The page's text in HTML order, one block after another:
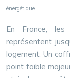
énergétique
En France,
représentent
logement. Un
point faible